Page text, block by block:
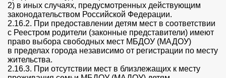
2) в иных случаях, предусмотренных действующим
законодательством Российской Федерации.
2.16.2. При предоставлении детям мест в соответствии
с Реестром родители (законные представители) имеют
право выбора свободных мест МБДОУ (МАДОУ)
в пределах города независимо от регистрации по месту
жительства.
2.16.3. При отсутствии мест в близлежащих к месту